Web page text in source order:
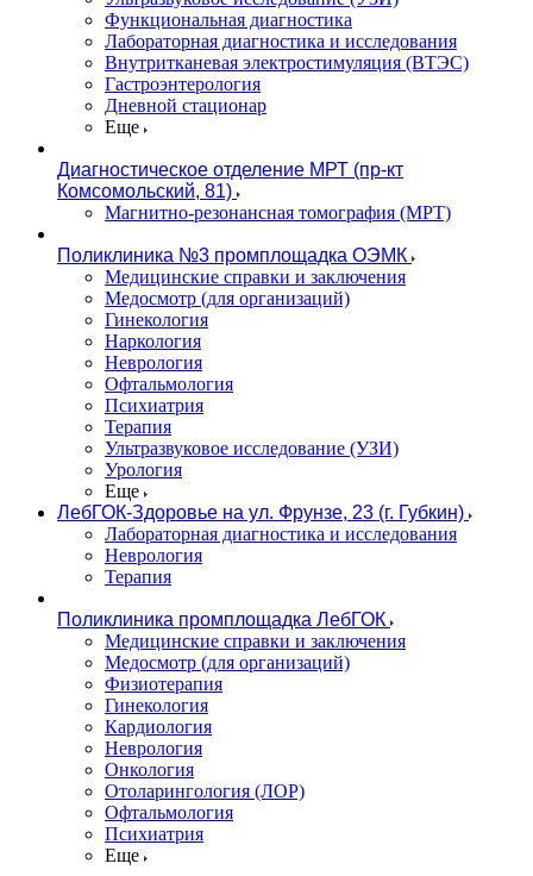
Функциональная диагностика
Лабораторная диагностика и исследования
Внутритканевая электростимуляция (ВТЭС)
Гастроэнтерология
Дневной стационар
Еще
Диагностическое отделение МРТ (пр-кт
Комсомольский, 81)
Магнитно-резонансная томография (МРТ)
Поликлиника №3 промплощадка ОЭМК
Медицинские справки и заключения
Медосмотр (для организаций)
Гинекология
Наркология
Неврология
Офтальмология
Психиатрия
Терапия
Ультразвуковое исследование (УЗИ)
Урология
Еще
ЛебГОК-Здоровье на ул. Фрунзе, 23 (г. Губкин)
Лабораторная диагностика и исследования
Неврология
Терапия
Поликлиника промплощадка ЛебГОК
Медицинские справки и заключения
Медосмотр (для организаций)
Физиотерапия
Гинекология
Кардиология
Неврология
Онкология
Отоларингология (ЛОР)
Офтальмология
Психиатрия
Еще